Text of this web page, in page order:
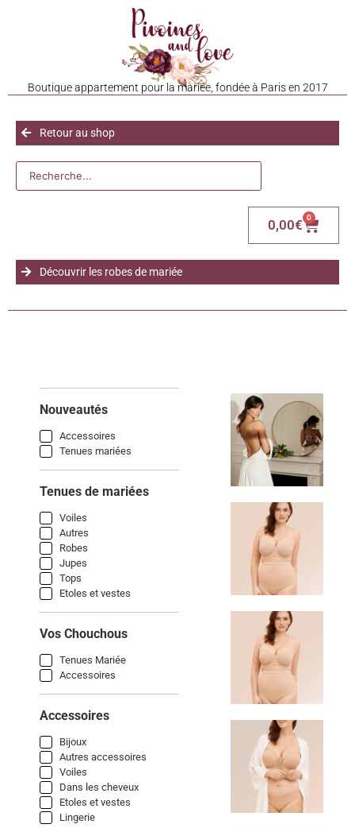
Boutique appartement pour la mariée, fondée à Paris en 2017
Retour au shop
0,00€ 0
Découvrir les robes de mariée
Nouveautés
Accessoires
Tenues mariées
Tenues de mariées
Voiles
Autres
Robes
Jupes
Tops
Etoles et vestes
Vos Chouchous
Tenues Mariée
Accessoires
Accessoires
Bijoux
Autres accessoires
Voiles
Dans les cheveux
Etoles et vestes
Lingerie